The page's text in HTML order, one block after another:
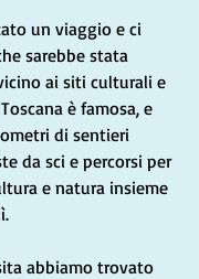
un viaggio e ci
sarebbe stata
ai siti culturali e
è famosa, e
di sentieri
da sci e percorsi per
e natura insieme
abbiamo trovato